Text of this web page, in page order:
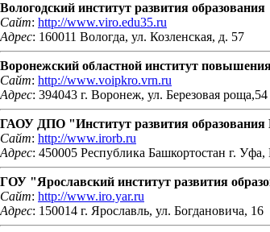
Вологодский институт развития образования
Сайт: http://www.viro.edu35.ru
Адрес: 160011 Вологда, ул. Козленская, д. 57
Воронежский областной институт
Сайт: http://www.voipkro.vrn.ru
Адрес: 394043 г. Воронеж, ул. Березовая роща,54
ГАОУ ДПО "Институт развития образования
Сайт: http://www.irorb.ru
Адрес: 450005 Республика Башкортостан г.
ГОУ "Ярославский институт развития
Сайт: http://www.iro.yar.ru
Адрес: 150014 г. Ярославль, ул. Богдановича, 16